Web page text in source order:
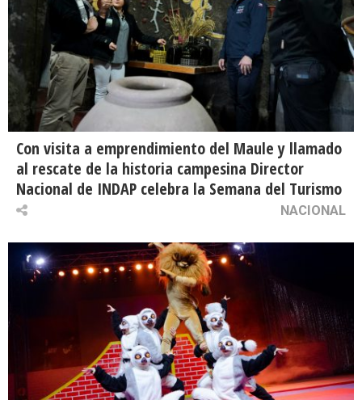
Con visita a emprendimiento del Maule y llamado
al rescate de la historia campesina Director
Nacional de INDAP celebra la Semana del Turismo
NACIONAL